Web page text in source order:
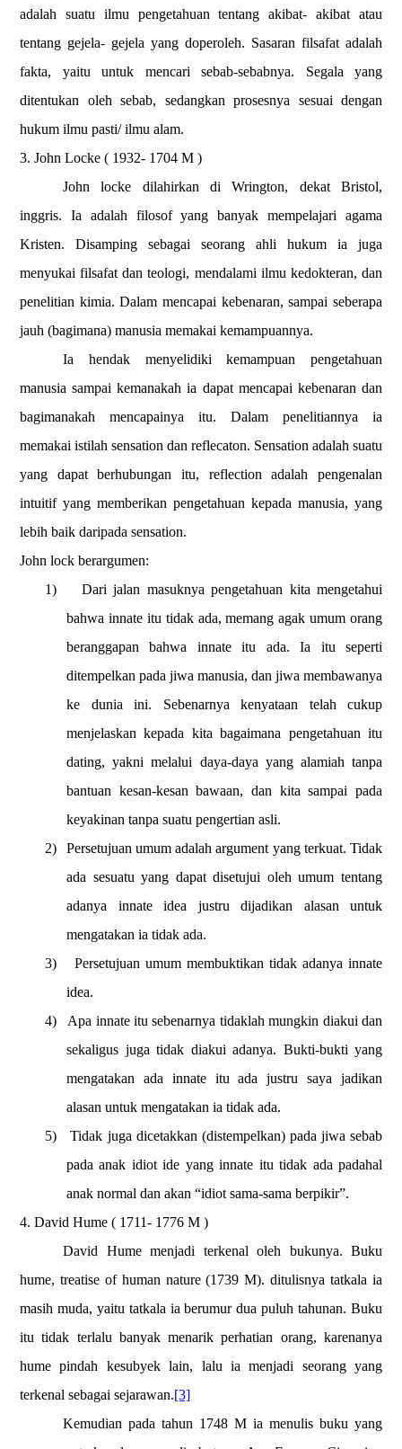
adalah suatu ilmu pengetahuan tentang akibat- akibat atau
tentang gejela- gejela yang doperoleh. Sasaran filsafat adalah
fakta, yaitu untuk mencari sebab-sebabnya. Segala yang
ditentukan oleh sebab, sedangkan prosesnya sesuai dengan
hukum ilmu pasti/ ilmu alam.
3. John Locke ( 1932- 1704 M )
John locke dilahirkan di Wrington, dekat Bristol,
inggris. Ia adalah filosof yang banyak mempelajari agama
Kristen. Disamping sebagai seorang ahli hukum ia juga
menyukai filsafat dan teologi, mendalami ilmu kedokteran, dan
penelitian kimia. Dalam mencapai kebenaran, sampai seberapa
jauh (bagimana) manusia memakai kemampuannya.
Ia hendak menyelidiki kemampuan pengetahuan
manusia sampai kemanakah ia dapat mencapai kebenaran dan
bagimanakah mencapainya itu. Dalam penelitiannya ia
memakai istilah sensation dan reflecaton. Sensation adalah suatu
yang dapat berhubungan itu, reflection adalah pengenalan
intuitif yang memberikan pengetahuan kepada manusia, yang
lebih baik daripada sensation.
John lock berargumen:
1)
Dari jalan masuknya pengetahuan kita mengetahui
bahwa innate itu tidak ada, memang agak umum orang
beranggapan bahwa innate itu ada. Ia itu seperti
ditempelkan pada jiwa manusia, dan jiwa membawanya
ke dunia ini. Sebenarnya kenyataan telah cukup
menjelaskan kepada kita bagaimana pengetahuan itu
dating, yakni melalui daya-daya yang alamiah tanpa
bantuan kesan-kesan bawaan, dan kita sampai pada
keyakinan tanpa suatu pengertian asli.
2)
Persetujuan umum adalah argument yang terkuat. Tidak
ada sesuatu yang dapat disetujui oleh umum tentang
adanya innate idea justru dijadikan alasan untuk
mengatakan ia tidak ada.
3)
Persetujuan umum membuktikan tidak adanya innate
idea.
4)
Apa innate itu sebenarnya tidaklah mungkin diakui dan
sekaligus juga tidak diakui adanya. Bukti-bukti yang
mengatakan ada innate itu ada justru saya jadikan
alasan untuk mengatakan ia tidak ada.
5)
Tidak juga dicetakkan (distempelkan) pada jiwa sebab
pada anak idiot ide yang innate itu tidak ada padahal
anak normal dan akan “idiot sama-sama berpikir”.
4. David Hume ( 1711- 1776 M )
David Hume menjadi terkenal oleh bukunya. Buku
hume, treatise of human nature (1739 M). ditulisnya tatkala ia
masih muda, yaitu tatkala ia berumur dua puluh tahunan. Buku
itu tidak terlalu banyak menarik perhatian orang, karenanya
hume pindah kesubyek lain, lalu ia menjadi seorang yang
terkenal sebagai sejarawan.[3]
Kemudian pada tahun 1748 M ia menulis buku yang